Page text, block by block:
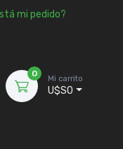
mi pedido?
0
Mi carrito
U$S0